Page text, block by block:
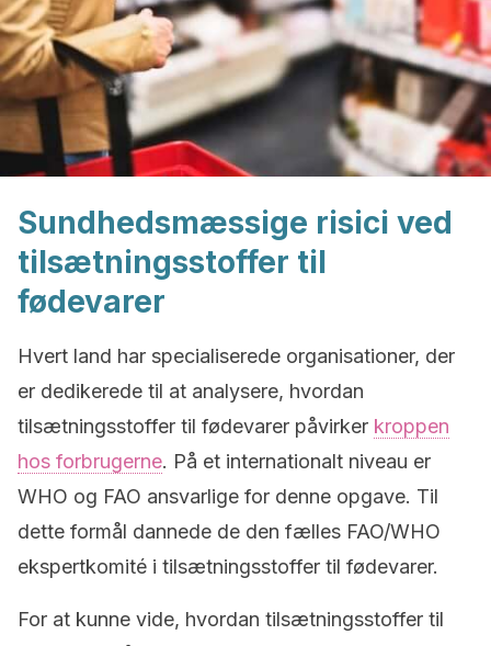
Sundhedsmæssige risici ved
tilsætningsstoffer til
fødevarer
Hvert land har specialiserede organisationer, der
er dedikerede til at analysere, hvordan
tilsætningsstoffer til fødevarer påvirker kroppen
hos forbrugerne. På et internationalt niveau er
WHO og FAO ansvarlige for denne opgave. Til
dette formål dannede de den fælles FAO/WHO
ekspertkomité i tilsætningsstoffer til fødevarer.
For at kunne vide, hvordan tilsætningsstoffer til